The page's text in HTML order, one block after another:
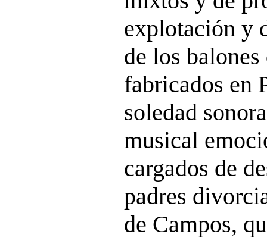
explotación y
de los
fabricados en
soledad
musical
cargados de
padres
de Campos,